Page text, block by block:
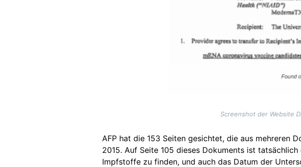
Screenshot der Website
AFP hat die 153 Seiten gesichtet, die aus mehreren
2015. Auf Seite 105 dieses Dokuments ist
Impfstoffe zu finden, und auch das Datum der